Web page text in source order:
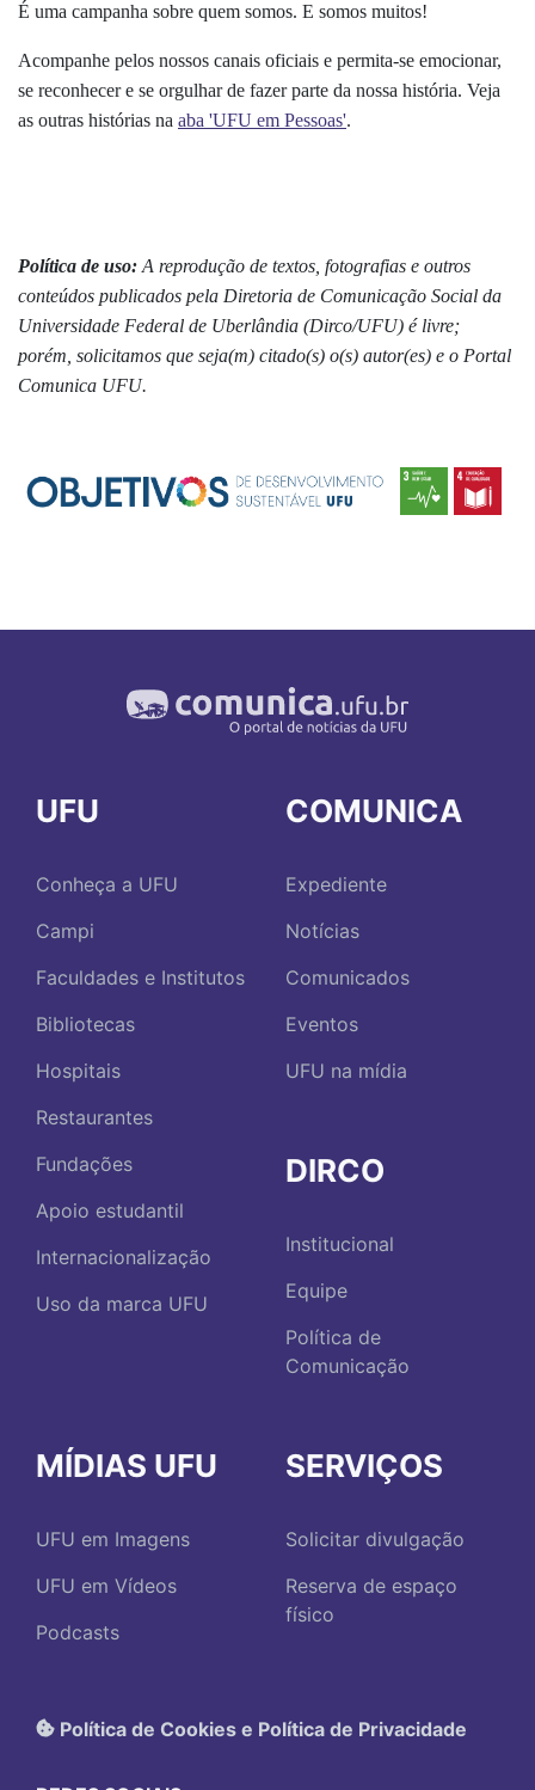
É uma campanha sobre quem somos. E somos muitos!
Acompanhe pelos nossos canais oficiais e permita-se emocionar,
se reconhecer e se orgulhar de fazer parte da nossa história. Veja
as outras histórias na aba 'UFU em Pessoas'.
Política de uso: A reprodução de textos, fotografias e outros
conteúdos publicados pela Diretoria de Comunicação Social da
Universidade Federal de Uberlândia (Dirco/UFU) é livre;
porém, solicitamos que seja(m) citado(s) o(s) autor(es) e o Portal
Comunica UFU.
UFU
Conheça a UFU
Campi
Faculdades e Institutos
Bibliotecas
Hospitais
Restaurantes
Fundações
Apoio estudantil
Internacionalização
Uso da marca UFU
COMUNICA
Expediente
Notícias
Comunicados
Eventos
UFU na mídia
DIRCO
Institucional
Equipe
Política de
Comunicação
MÍDIAS UFU
UFU em Imagens
UFU em Vídeos
Podcasts
SERVIÇOS
Solicitar divulgação
Reserva de espaço
físico
Política de Cookies e Política de Privacidade